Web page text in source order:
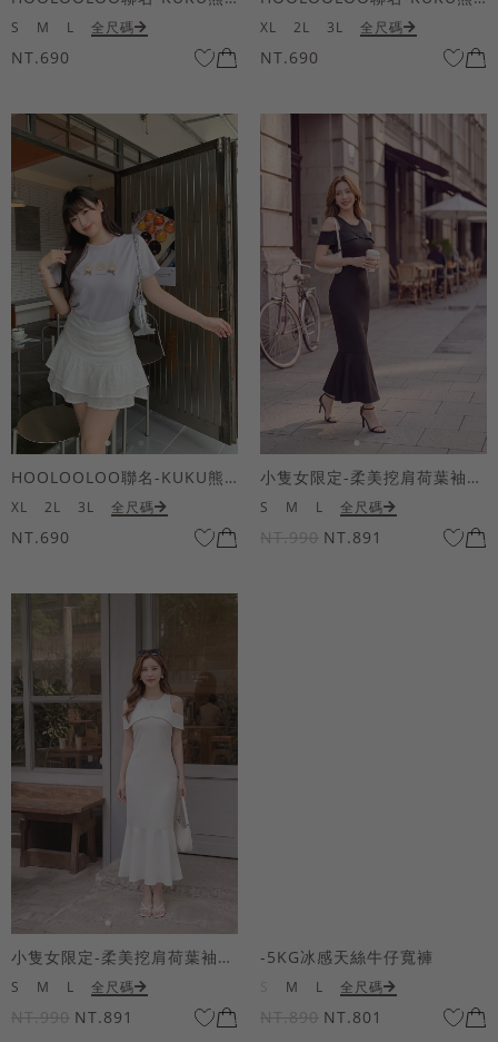
S M L 全尺碼
NT.690
XL 2L 3L 全尺碼
NT.690
HOOLOOLOO聯名-KUKU熊蝴蝶結短袖上衣
XL 2L 3L 全尺碼
NT.690
小隻女限定-柔美挖肩荷葉袖魚尾長洋裝
S M L 全尺碼
NT.990 NT.891
小隻女限定-柔美挖肩荷葉袖魚尾長洋裝
S M L 全尺碼
NT.990 NT.891
-5KG冰感天絲牛仔寬褲
M L 全尺碼
NT.890 NT.801